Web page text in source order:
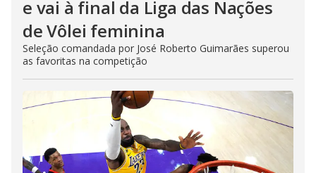
e vai à final da Liga das Nações
de Vôlei feminina
Seleção comandada por José Roberto Guimarães superou
as favoritas na competição